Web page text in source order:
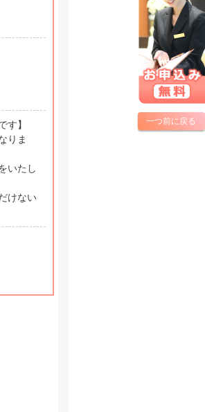
一つ前に戻る
す】
りま
いたし
けない